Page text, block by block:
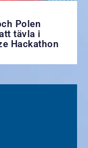
Polen
tävla i
Hackathon